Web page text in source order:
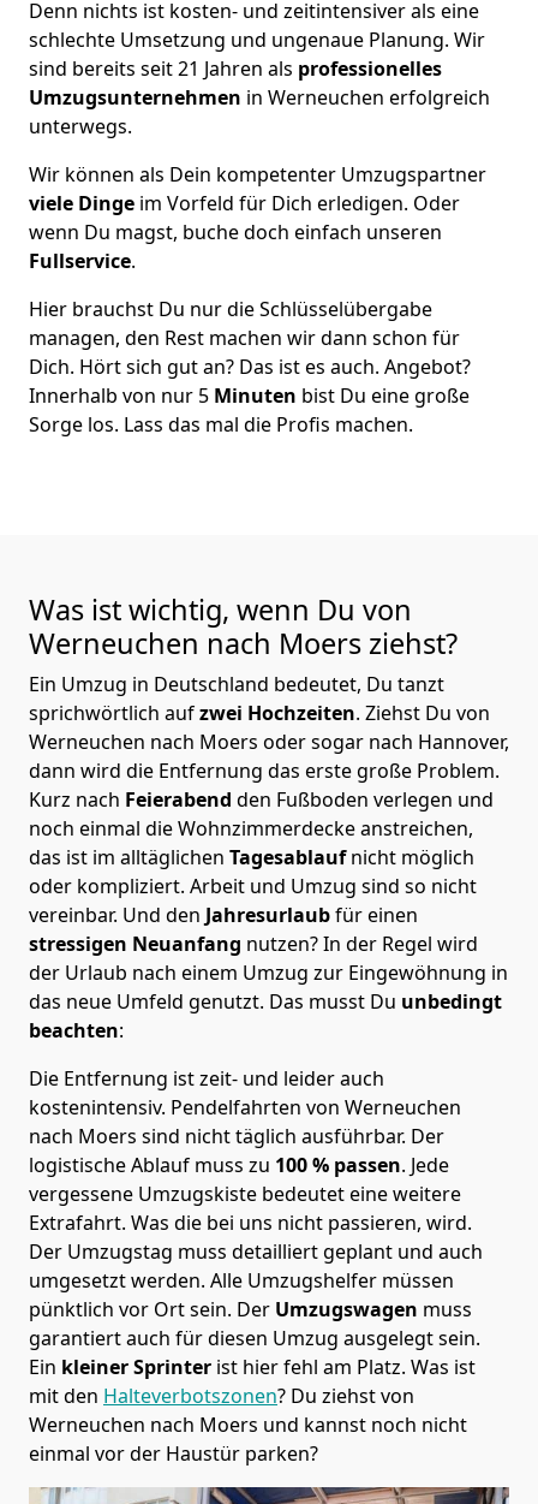
Denn nichts ist kosten- und zeitintensiver als eine
schlechte Umsetzung und ungenaue Planung. Wir
sind bereits seit 21 Jahren als professionelles
Umzugsunternehmen in Werneuchen erfolgreich
unterwegs.
Wir können als Dein kompetenter Umzugspartner
viele Dinge im Vorfeld für Dich erledigen. Oder
wenn Du magst, buche doch einfach unseren
Fullservice.
Hier brauchst Du nur die Schlüsselübergabe
managen, den Rest machen wir dann schon für
Dich. Hört sich gut an? Das ist es auch. Angebot?
Innerhalb von nur 5 Minuten bist Du eine große
Sorge los. Lass das mal die Profis machen.
Was ist wichtig, wenn Du von
Werneuchen nach Moers ziehst?
Ein Umzug in Deutschland bedeutet, Du tanzt
sprichwörtlich aufzwei Hochzeiten. Ziehst Du von
Werneuchen nach Moers oder sogar nach Hannover,
dann wird die Entfernung das erste große Problem.
Kurz nach Feierabend den Fußboden verlegen und
noch einmal die Wohnzimmerdecke anstreichen,
das ist im alltäglichen Tagesablaufnicht möglich
oder kompliziert. Arbeit und Umzug sind so nicht
vereinbar. Und den Jahresurlaubfür einen
stressigen Neuanfang nutzen? In der Regel wird
der Urlaub nach einem Umzug zur Eingewöhnung in
das neue Umfeld genutzt. Das musst Du unbedingt
beachten:
Die Entfernung ist zeit- und leider auch
kostenintensiv. Pendelfahrten von Werneuchen
nach Moers sind nicht täglich ausführbar. Der
logistische Ablauf muss zu 100 % passen. Jede
vergessene Umzugskiste bedeutet eine weitere
Extrafahrt. Was die bei uns nicht passieren, wird.
Der Umzugstag muss detailliert geplant und auch
umgesetzt werden. Alle Umzugshelfer müssen
pünktlich vor Ort sein. Der Umzugswagen muss
garantiert auch für diesen Umzug ausgelegt sein.
Ein kleiner Sprinter ist hier fehl am Platz. Was ist
mit den Halteverbotszonen? Du ziehst von
Werneuchen nach Moers und kannst noch nicht
einmal vor der Haustür parken?